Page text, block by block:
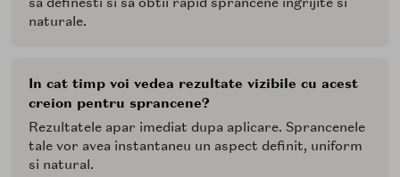
naturale.
In cat timp voi vedea rezultate vizibile cu acest
creion pentru sprancene?
Rezultatele apar imediat dupa aplicare. Sprancenele
tale vor avea instantaneu un aspect definit, uniform
si natural.